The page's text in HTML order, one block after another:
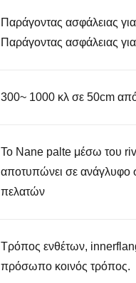
Παράγοντας ασφάλειας
Παράγοντας ασφάλειας
300~ 1000 κλ σε 50cm
Το Nane palte μέσω του
αποτυπώνει σε ανάγλυφο
πελατών
Τρόπος ενθέτων,
πρόσωπο κοινός τρόπος.